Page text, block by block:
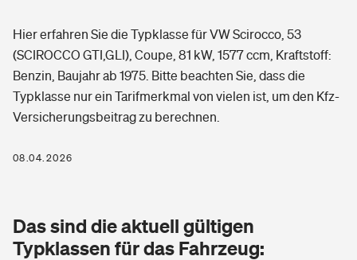
Arbeitsrechtsschutz
Berufshaftpflichtversicherung
Rentenrechner: Wie viel Geld bekomme ich im Alter?
Hausratversicherung
Elementarversicherung
Photovoltaik
Wärmepumpen versichern
Vermieterrrechtsschutz
Pri­vate Haft­pflicht­
Rechts­schutz­ver­si­che­rung
Kinderunfall­ver­si­che­rung
Gesundheit
Private Krankenversicherung
Tierkrankenversicherung
Hier erfahren Sie die Typklasse für VW Scirocco, 53
(SCIROCCO GTI,GLI), Coupe, 81 kW, 1577 ccm, Kraftstoff:
Benzin, Baujahr ab 1975. Bitte beachten Sie, dass die
Typklasse nur ein Tarifmerkmal von vielen ist, um den Kfz-
Versicherungsbeitrag zu berechnen.
08.04.2026
Das sind die aktuell gültigen
Typklassen für das Fahrzeug: